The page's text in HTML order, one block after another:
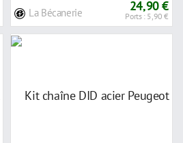
La Bécanerie 24,90 €
Ports : 5,90 €